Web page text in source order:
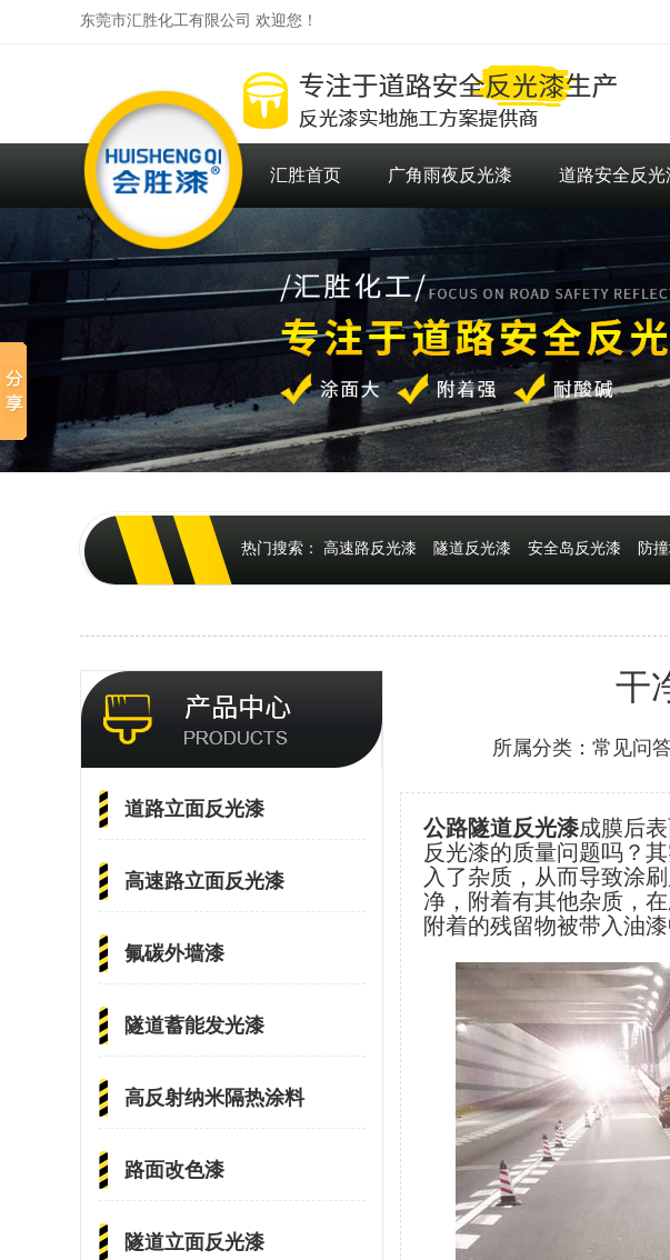
东莞市汇胜化工有限公司 欢迎您！
汇胜首页 广角雨夜反光漆 道路安全反光
热门搜索： 高速路反光漆 隧道反光漆 安全岛反光漆 防
道路立面反光漆
高速路立面反光漆
氟碳外墙漆
隧道蓄能发光漆
高反射纳米隔热涂料
路面改色漆
隧道立面反光漆
干
所属分类：常见问
公路隧道反光漆成膜后
反光漆的质量问题吗？
入了杂质，从而导致涂
净，附着有其他杂质，
附着的残留物被带入油漆